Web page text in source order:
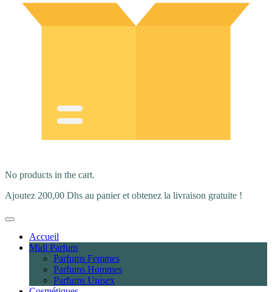
No products in the cart.
Ajoutez 200,00 Dhs au panier et obtenez la livraison gratuite !
Accueil
Midi Parfum
Parfums Femmes
Parfums Hommes
Parfums Unisex